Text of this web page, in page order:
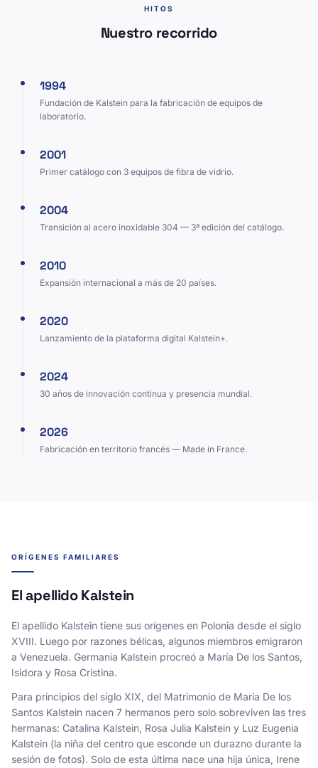
HITOS
Nuestro recorrido
1994
Fundación de Kalstein para la fabricación de equipos de
laboratorio.
2001
Primer catálogo con 3 equipos de fibra de vidrio.
2004
Transición al acero inoxidable 304 — 3ª edición del catálogo.
2010
Expansión internacional a más de 20 países.
2020
Lanzamiento de la plataforma digital Kalstein+.
2024
30 años de innovación continua y presencia mundial.
2026
Fabricación en territorio francés — Made in France.
ORÍGENES FAMILIARES
El apellido Kalstein
El apellido Kalstein tiene sus orígenes en Polonia desde el siglo
XVIII. Luego por razones bélicas, algunos miembros emigraron
a Venezuela. Germania Kalstein procreó a María De los Santos,
Isidora y Rosa Cristina.
Para principios del siglo XIX, del Matrimonio de María De los
Santos Kalstein nacen 7 hermanos pero solo sobreviven las tres
hermanas: Catalina Kalstein, Rosa Julia Kalstein y Luz Eugenia
Kalstein (la niña del centro que esconde un durazno durante la
sesión de fotos). Solo de esta última nace una hija única, Irene